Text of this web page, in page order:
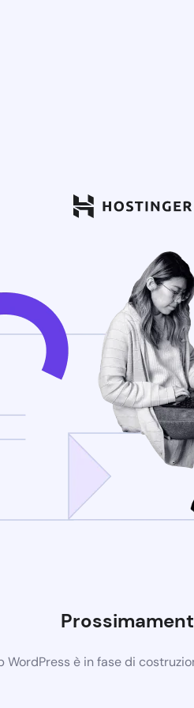
WordPress è in fase di